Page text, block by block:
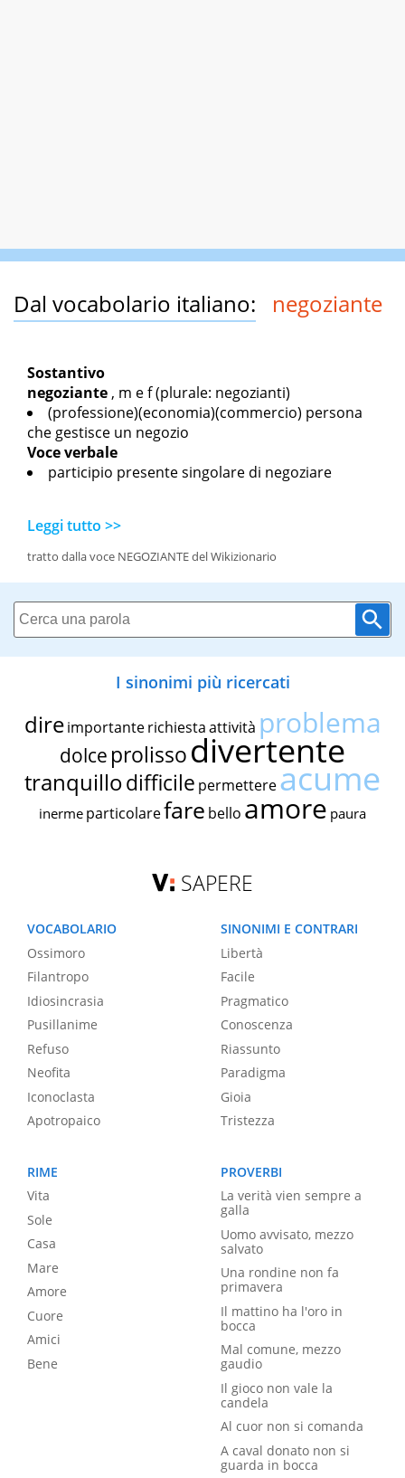
Dal vocabolario italiano: negoziante
Sostantivo
negoziante , m ef(plurale: negozianti)
(professione)(economia)(commercio) persona
che gestisce un negozio
Voce verbale
participio presente singolare di negoziare
Leggi tutto >>
tratto dalla voce NEGOZIANTE del Wikizionario
I sinonimi più ricercati
dire importante richiestaattività problema
dolce prolissodivertente
tranquillodifficile permettereacume
inerme particolarefare bello amore paura
SAPERE
VOCABOLARIO
Ossimoro
Filantropo
Idiosincrasia
Pusillanime
Refuso
Neofita
Iconoclasta
Apotropaico
SINONIMI E CONTRARI
Libertà
Facile
Pragmatico
Conoscenza
Riassunto
Paradigma
Gioia
Tristezza
RIME
Vita
Sole
Casa
Mare
Amore
Cuore
Amici
Bene
PROVERBI
La verità vien sempre a
galla
Uomo avvisato, mezzo
salvato
Una rondine non fa
primavera
Il mattino ha l'oro in
bocca
Mal comune, mezzo
gaudio
Il gioco non vale la
candela
Al cuor non si comanda
A caval donato non si
guarda in bocca